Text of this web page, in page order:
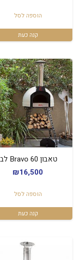
הוספה לסל
קנה כעת
טאבון Bravo 60 לבן
₪16,500
הוספה לסל
קנה כעת